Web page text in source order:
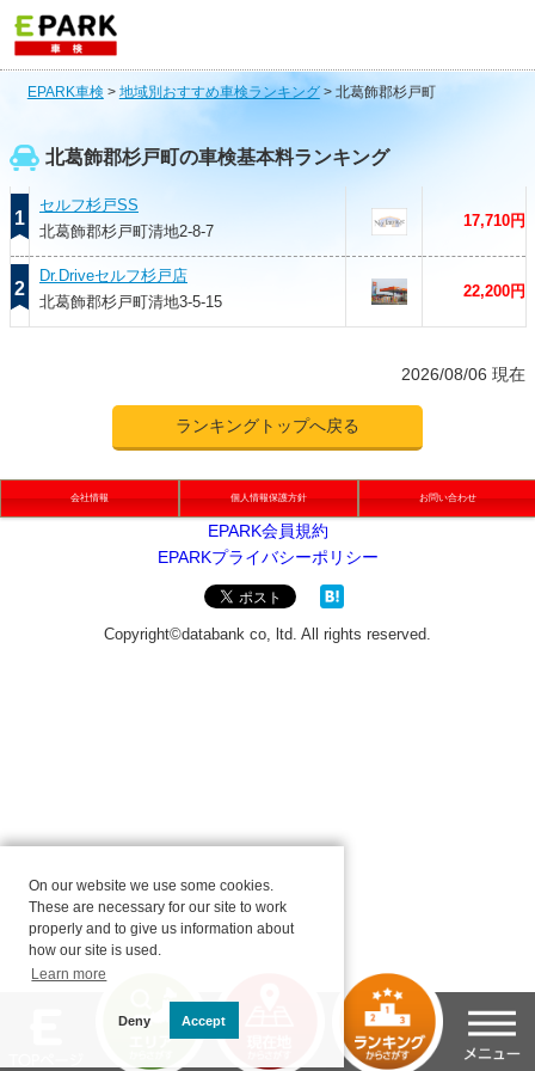
EPARK車検 > 地域別おすすめ車検ランキング> 北葛飾郡杉戸町
北葛飾郡杉戸町の車検基本料ランキング
1
セルフ杉戸SS
北葛飾郡杉戸町清地2-8-7
17,710円
2
Dr.Driveセルフ杉戸店
北葛飾郡杉戸町清地3-5-15
22,200円
2026/08/06 現在
ランキングトップへ戻る
会社情報 個人情報保護方針 お問い合わせ
On our website we use some cookies.
These are necessary for our site to work
properly and to give us information about
how our site is used.
Learn more
Deny Accept